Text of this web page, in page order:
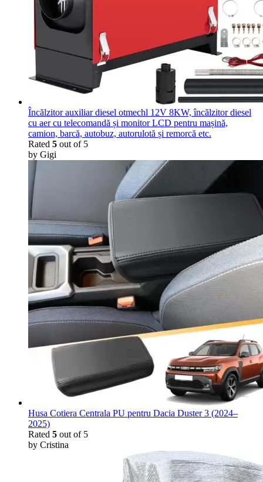
Încălzitor auxiliar diesel otmechl 12V 8KW, încălzitor diesel
cu aer cu telecomandă și monitor LCD pentru mașină,
camion, barcă, autobuz, autorulotă și remorcă etc.
Rated 5 out of 5
by Gigi
Husa Cotiera Centrala PU pentru Dacia Duster 3 (2024–
2025)
Rated 5 out of 5
by Cristina